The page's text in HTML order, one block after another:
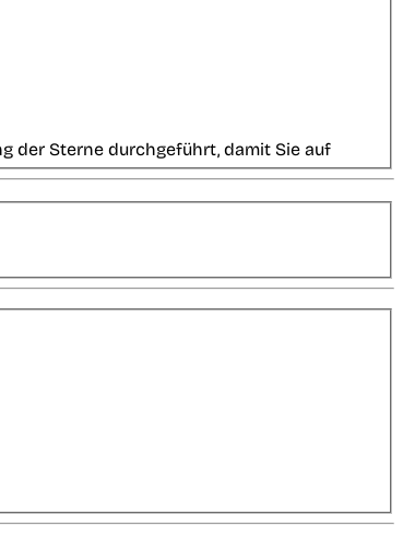
der Sterne durchgeführt, damit Sie auf